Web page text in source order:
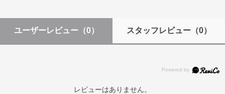
ユーザーレビュー （0） スタッフレビュー（0）
レビューはありません。